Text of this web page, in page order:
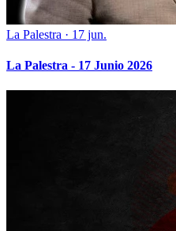
La Palestra · 17 jun.
La Palestra - 17 Junio 2026